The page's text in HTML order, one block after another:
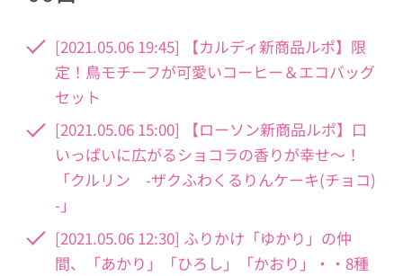
[2021.05.06 19:45] 【カルディ新商品ルポ】限
定！鳥モチーフが可愛いコーヒー＆エコバッグ
セット
[2021.05.06 15:00] 【ローソン新商品ルポ】口
いっぱいに広がるショコラの香りが幸せ～！
「クルリン -ザクふわくるりんケーキ(チョコ)
-」
[2021.05.06 12:30] ふりかけ「ゆかり」の仲
間、「あかり」「ひろし」「かおり」・・8種